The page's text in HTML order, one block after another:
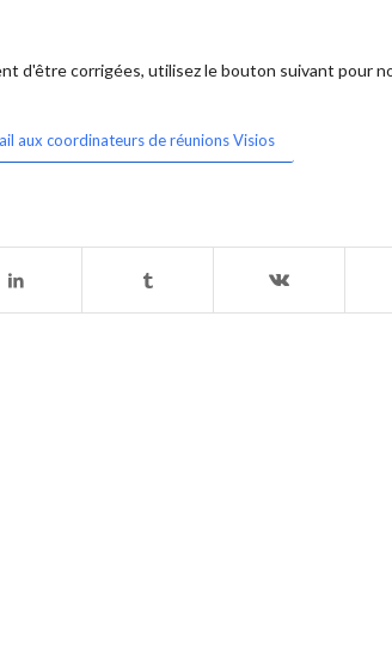
d'être corrigées, utilisez le bouton suivant pour
aux coordinateurs de réunions Visios